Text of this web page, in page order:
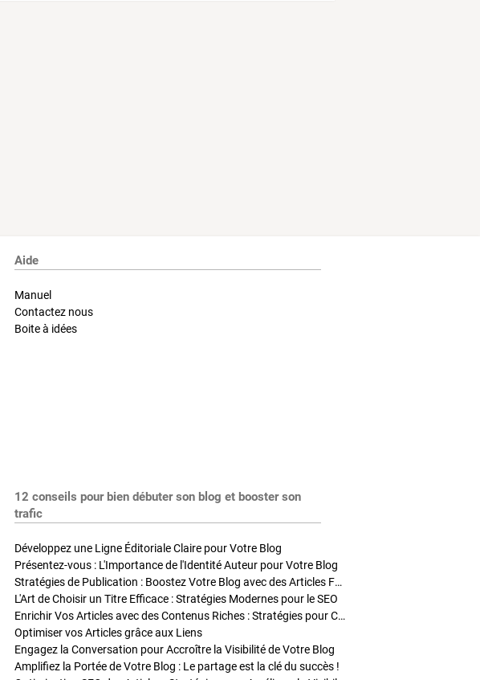
Aide
Manuel
Contactez nous
Boite à idées
12 conseils pour bien débuter son blog et booster son
trafic
Développez une Ligne Éditoriale Claire pour Votre Blog
Présentez-vous : L'Importance de l'Identité Auteur pour Votre Blog
Stratégies de Publication : Boostez Votre Blog avec des Articles Fréquents et Exclusifs
L'Art de Choisir un Titre Efficace : Stratégies Modernes pour le SEO
Enrichir Vos Articles avec des Contenus Riches : Stratégies pour Captiver et Optimiser
Optimiser vos Articles grâce aux Liens
Engagez la Conversation pour Accroître la Visibilité de Votre Blog
Amplifiez la Portée de Votre Blog : Le partage est la clé du succès !